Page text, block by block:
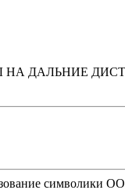
НА ДАЛЬНИЕ
символики